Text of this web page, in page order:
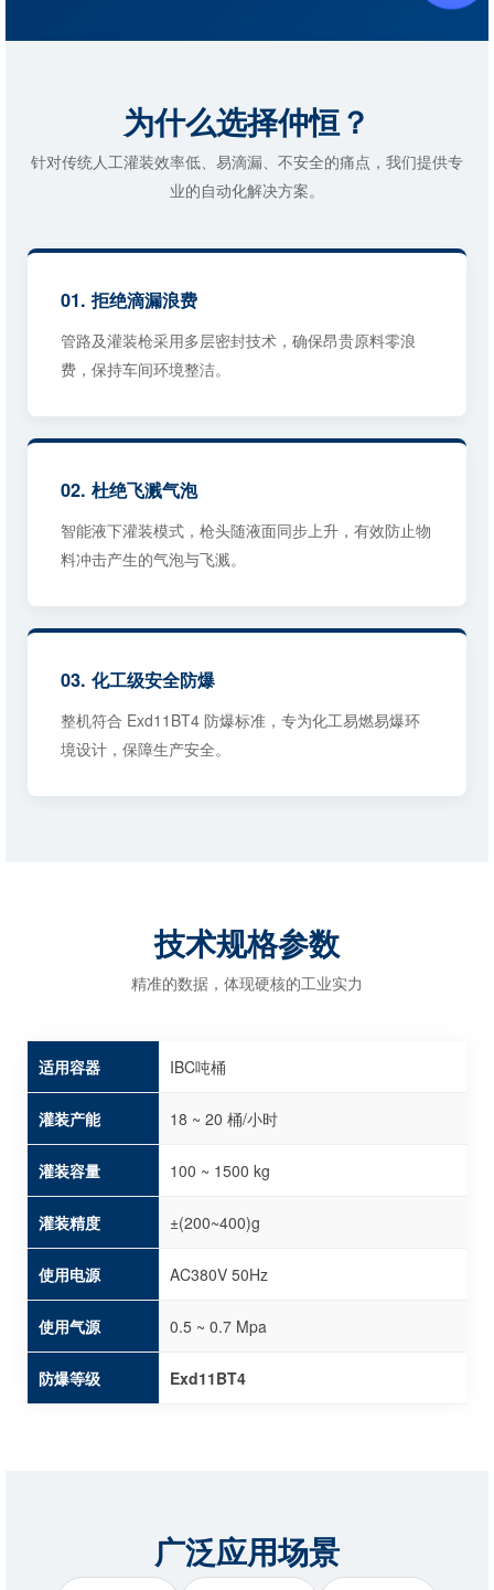
为什么选择仲恒？
针对传统人工灌装效率低、易滴漏、不安全的痛点，我们提供专
业的自动化解决方案。
01. 拒绝滴漏浪费
管路及灌装枪采用多层密封技术，确保昂贵原料零浪
费，保持车间环境整洁。
02. 杜绝飞溅气泡
智能液下灌装模式，枪头随液面同步上升，有效防止物
料冲击产生的气泡与飞溅。
03. 化工级安全防爆
整机符合 Exd11BT4 防爆标准，专为化工易燃易爆环
境设计，保障生产安全。
技术规格参数
精准的数据，体现硬核的工业实力
适用容器 IBC吨桶
灌装产能 18 ~ 20 桶/小时
灌装容量 100 ~ 1500 kg
灌装精度 ±(200~400)g
使用电源 AC380V 50Hz
使用气源 0.5 ~ 0.7 Mpa
防爆等级 Exd11BT4
广泛应用场景